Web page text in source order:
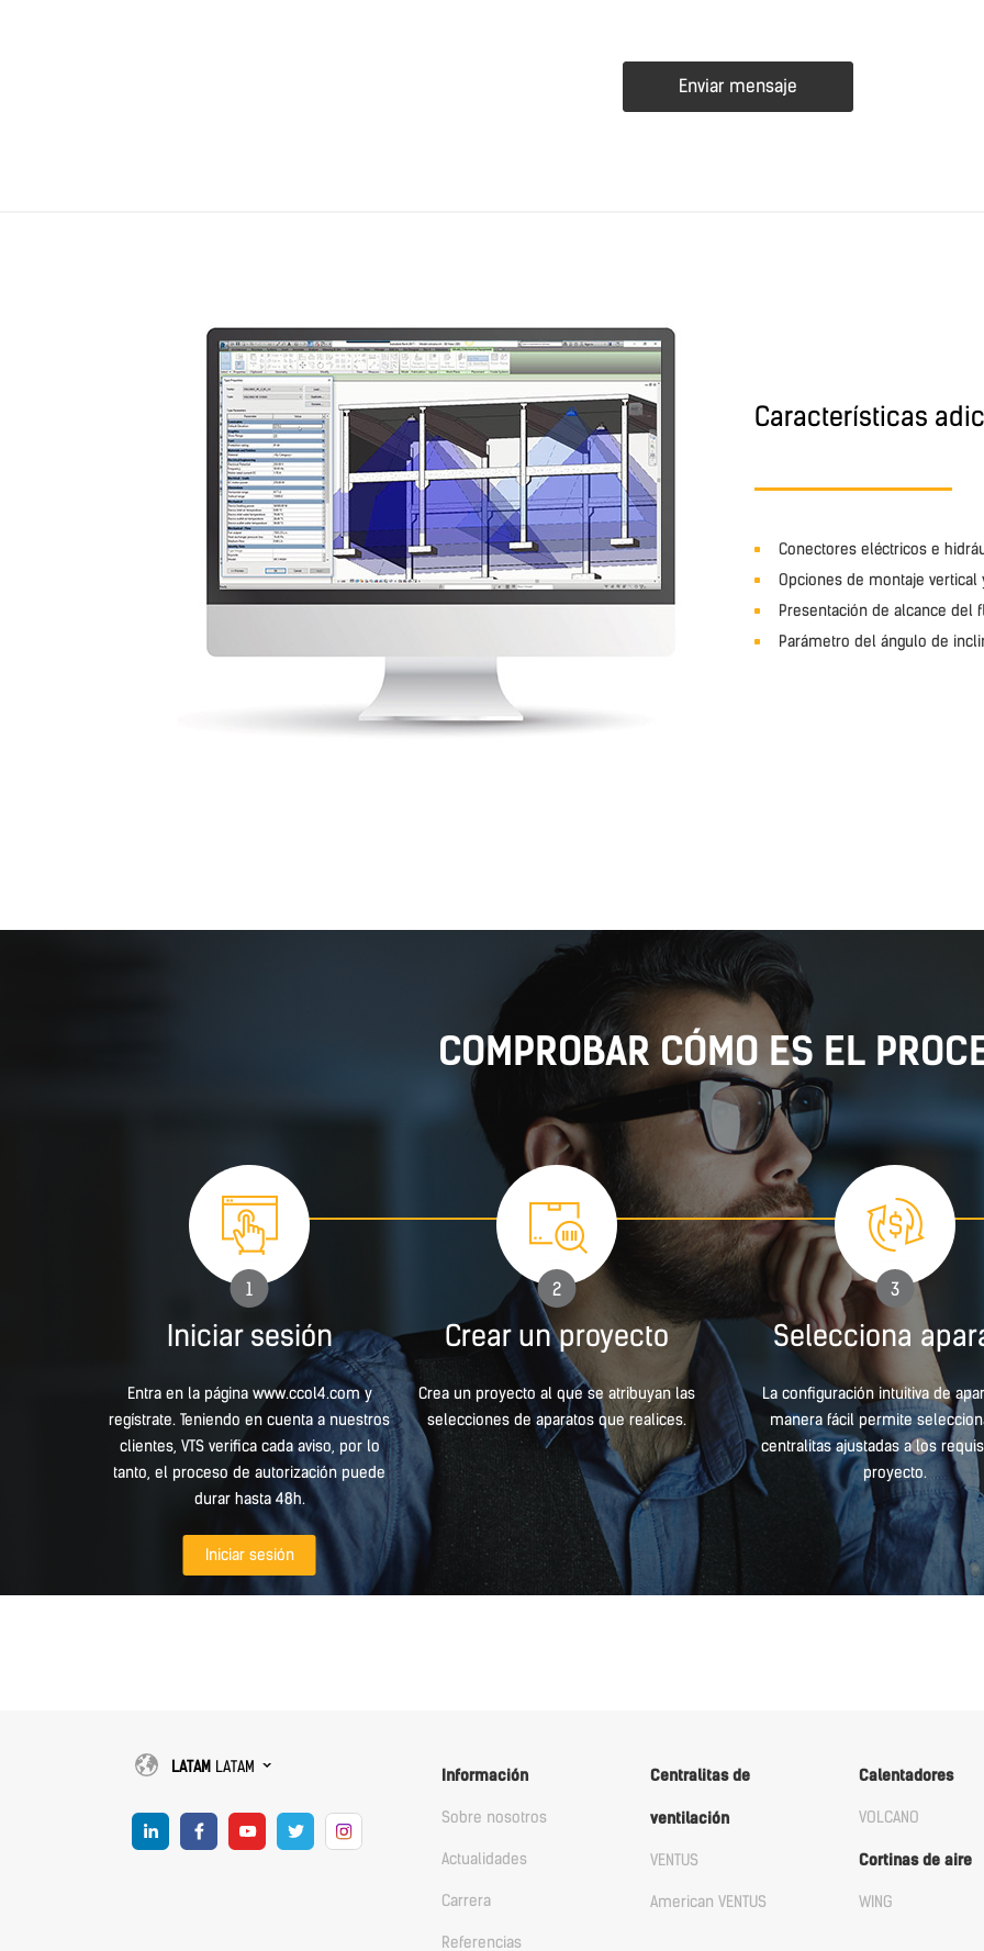
Enviar mensaje
Características
Conectores eléctricos e
Opciones de montaje vertical
Presentación de alcance del
Parámetro del ángulo de
COMPROBAR CÓMO ES EL
1
Iniciar sesión
Entra en la página www.ccol4.com y
regístrate. Teniendo en cuenta a nuestros
clientes, VTS verifica cada aviso, por lo
tanto, el proceso de autorización puede
durar hasta 48h.
Iniciar sesión
2
Crear un proyecto
Crea un proyecto al que se atribuyan las
selecciones de aparatos que realices.
3
Selecciona
La configuración intuitiva de
manera fácil permite
centralitas ajustadas a los
proyecto.
LATAM LATAM Información
Sobre nosotros
Actualidades
Carrera
Referencias
Centralitas de
ventilación
VENTUS
American VENTUS
Calentadores
VOLCANO
Cortinas de aire
WING